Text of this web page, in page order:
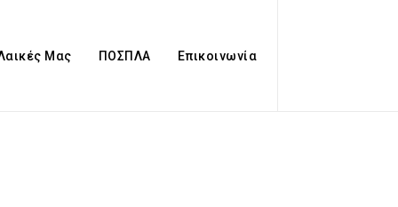
Μας ΠΟΣΠΛΑ Επικοινωνία